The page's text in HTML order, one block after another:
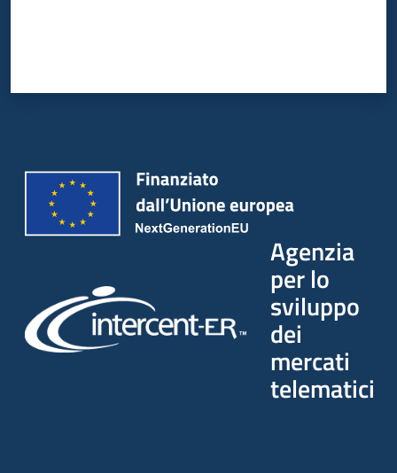
Agenzia
per lo
sviluppo
dei
mercati
telematici